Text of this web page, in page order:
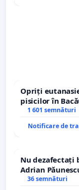
Opriți
pisicilor în
1 601 semnături
Notificare de
Nu dezafectați
Adrian
Icoanei! Stop
36 semnături